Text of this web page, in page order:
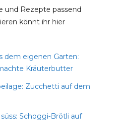
und Rezepte passend
könnt ihr hier
dem eigenen Garten:
Kräuterbutter
Zucchetti auf dem
Schoggi-Brötli auf